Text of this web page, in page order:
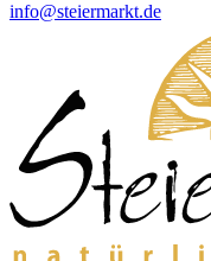
info@steiermarkt.de